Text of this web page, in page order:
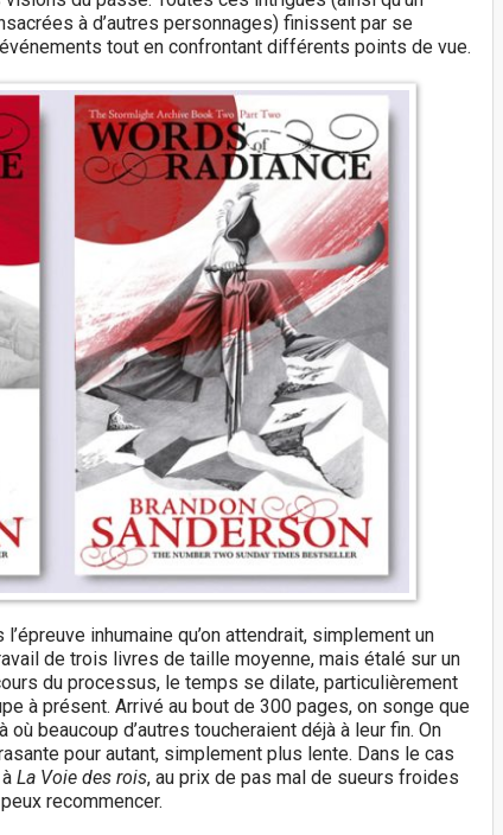
à d’autres personnages) finissent par se
tout en confrontant différents points de vue.
inhumaine qu’on attendrait, simplement un
de trois livres de taille moyenne, mais étalé sur un
du processus, le temps se dilate, particulièrement
à présent. Arrivé au bout de 300 pages, on songe que
beaucoup d’autres toucheraient déjà à leur fin. On
pour autant, simplement plus lente. Dans le cas
La Voie des rois, au prix de pas mal de sueurs froides
recommencer.